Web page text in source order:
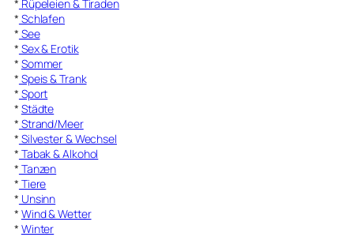
* Rüpeleien & Tiraden
* Schlafen
* See
* Sex & Erotik
* Sommer
* Speis & Trank
* Sport
* Städte
* Strand/Meer
* Silvester & Wechsel
* Tabak & Alkohol
* Tanzen
* Tiere
* Unsinn
* Wind & Wetter
* Winter